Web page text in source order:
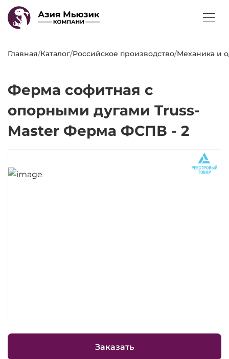
Главная/Каталог/Российское производство/Механика и
Ферма софитная с
опорными дугами Truss-
Master Ферма ФСПВ - 2
Заказать